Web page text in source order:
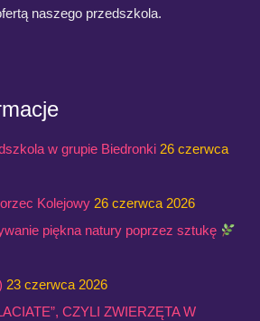
naszego przedszkola.
w grupie Biedronki 26 czerwca
Kolejowy 26 czerwca 2026
piękna natury poprzez sztukę
23 czerwca 2026
CZYLI ZWIERZĘTA W